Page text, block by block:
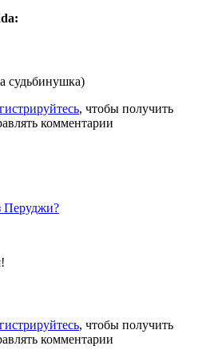
судьбинушка)
, чтобы получить
комментарии
Перуджи?
, чтобы получить
комментарии